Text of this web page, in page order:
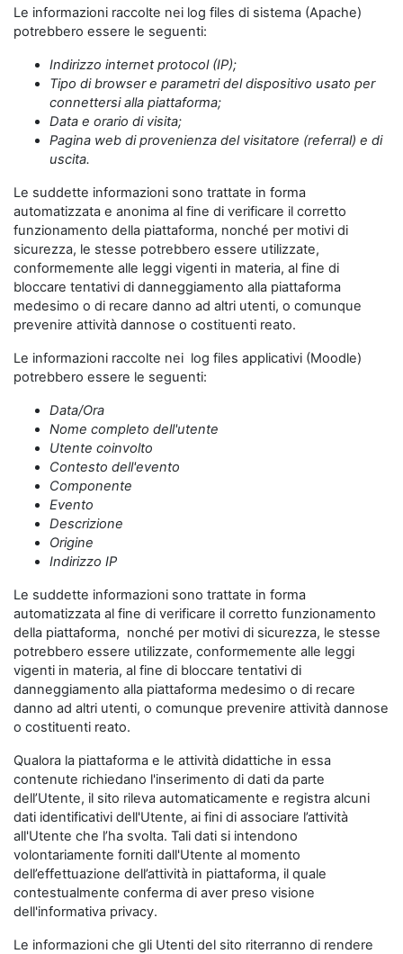
Le informazioni raccolte nei log files di sistema (Apache)
potrebbero essere le seguenti:
Indirizzo internet protocol (IP);
Tipo di browser e parametri del dispositivo usato per
connettersi alla piattaforma;
Data e orario di visita;
Pagina web di provenienza del visitatore (referral) e di
uscita.
Le suddette informazioni sono trattate in forma
automatizzata e anonima al fine di verificare il corretto
funzionamento della piattaforma, nonché per motivi di
sicurezza, le stesse potrebbero essere utilizzate,
conformemente alle leggi vigenti in materia, al fine di
bloccare tentativi di danneggiamento alla piattaforma
medesimo o di recare danno ad altri utenti, o comunque
prevenire attività dannose o costituenti reato.
Le informazioni raccolte nei log files applicativi (Moodle)
potrebbero essere le seguenti:
Data/Ora
Nome completo dell'utente
Utente coinvolto
Contesto dell'evento
Componente
Evento
Descrizione
Origine
Indirizzo IP
Le suddette informazioni sono trattate in forma
automatizzata al fine di verificare il corretto funzionamento
della piattaforma, nonché per motivi di sicurezza, le stesse
potrebbero essere utilizzate, conformemente alle leggi
vigenti in materia, al fine di bloccare tentativi di
danneggiamento alla piattaforma medesimo o di recare
danno ad altri utenti, o comunque prevenire attività dannose
o costituenti reato.
Qualora la piattaforma e le attività didattiche in essa
contenute richiedano l'inserimento di dati da parte
dell’Utente, il sito rileva automaticamente e registra alcuni
dati identificativi dell'Utente, ai fini di associare l’attività
all'Utente che l’ha svolta. Tali dati si intendono
volontariamente forniti dall'Utente al momento
dell’effettuazione dell’attività in piattaforma, il quale
contestualmente conferma di aver preso visione
dell'informativa privacy.
Le informazioni che gli Utenti del sito riterranno di rendere